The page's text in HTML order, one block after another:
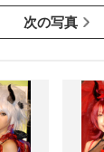
次の写真